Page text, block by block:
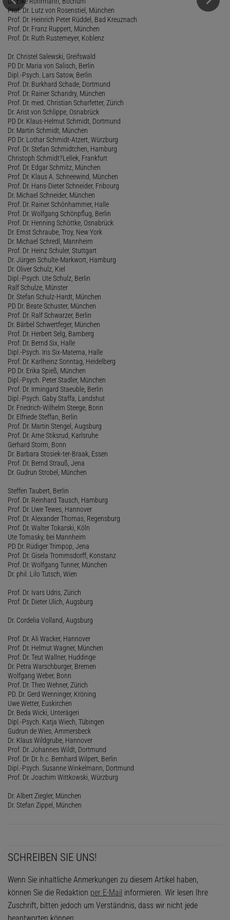
Prof. Dr. Lutz von Rosenstiel, München
Prof. Dr. Heinrich Peter Rüddel, Bad Kreuznach
Prof. Dr. Franz Ruppert, München
Prof. Dr. Ruth Rustemeyer, Koblenz
Dr. Christel Salewski, Greifswald
PD Dr. Maria von Salisch, Berlin
Dipl.-Psych. Lars Satow, Berlin
Prof. Dr. Burkhard Schade, Dortmund
Prof. Dr. Rainer Schandry, München
Prof. Dr. med. Christian Scharfetter, Zürich
Dr. Arist von Schlippe, Osnabrück
PD Dr. Klaus-Helmut Schmidt, Dortmund
Dr. Martin Schmidt, München
PD Dr. Lothar Schmidt-Atzert, Würzburg
Prof. Dr. Stefan Schmidtchen, Hamburg
Christoph Schmidt?Lellek, Frankfurt
Prof. Dr. Edgar Schmitz, München
Prof. Dr. Klaus A. Schneewind, München
Prof. Dr. Hans-Dieter Schneider, Fribourg
Dr. Michael Schneider, München
Prof. Dr. Rainer Schönhammer, Halle
Prof. Dr. Wolfgang Schönpflug, Berlin
Prof. Dr. Henning Schöttke, Osnabrück
Dr. Ernst Schraube, Troy, New York
Dr. Michael Schredl, Mannheim
Prof. Dr. Heinz Schuler, Stuttgart
Dr. Jürgen Schulte-Markwort, Hamburg
Dr. Oliver Schulz, Kiel
Dipl.-Psych. Ute Schulz, Berlin
Ralf Schulze, Münster
Dr. Stefan Schulz-Hardt, München
PD Dr. Beate Schuster, München
Prof. Dr. Ralf Schwarzer, Berlin
Dr. Bärbel Schwertfeger, München
Prof. Dr. Herbert Selg, Bamberg
Prof. Dr. Bernd Six, Halle
Dipl.-Psych. Iris Six-Materna, Halle
Prof. Dr. Karlheinz Sonntag, Heidelberg
PD Dr. Erika Spieß, München
Dipl.-Psych. Peter Stadler, München
Prof. Dr. Irmingard Staeuble, Berlin
Dipl.-Psych. Gaby Staffa, Landshut
Dr. Friedrich-Wilhelm Steege, Bonn
Dr. Elfriede Steffan, Berlin
Prof. Dr. Martin Stengel, Augsburg
Prof. Dr. Arne Stiksrud, Karlsruhe
Gerhard Storm, Bonn
Dr. Barbara Stosiek-ter-Braak, Essen
Prof. Dr. Bernd Strauß, Jena
Dr. Gudrun Strobel, München
Steffen Taubert, Berlin
Prof. Dr. Reinhard Tausch, Hamburg
Prof. Dr. Uwe Tewes, Hannover
Prof. Dr. Alexander Thomas, Regensburg
Prof. Dr. Walter Tokarski, Köln
Ute Tomasky, bei Mannheim
PD Dr. Rüdiger Trimpop, Jena
Prof. Dr. Gisela Trommsdorff, Konstanz
Prof. Dr. Wolfgang Tunner, München
Dr. phil. Lilo Tutsch, Wien
Prof. Dr. Ivars Udris, Zürich
Prof. Dr. Dieter Ulich, Augsburg
Dr. Cordelia Volland, Augsburg
Prof. Dr. Ali Wacker, Hannover
Prof. Dr. Helmut Wagner, München
Prof. Dr. Teut Wallner, Huddinge
Dr. Petra Warschburger, Bremen
Wolfgang Weber, Bonn
Prof. Dr. Theo Wehner, Zürich
PD. Dr. Gerd Wenninger, Kröning
Uwe Wetter, Euskirchen
Dr. Beda Wicki, Unterägeri
Dipl.-Psych. Katja Wiech, Tübingen
Gudrun de Wies, Ammersbeck
Dr. Klaus Wildgrube, Hannover
Prof. Dr. Johannes Wildt, Dortmund
Prof. Dr. Dr. h.c. Bernhard Wilpert, Berlin
Dipl.-Psych. Susanne Winkelmann, Dortmund
Prof. Dr. Joachim Wittkowski, Würzburg
Dr. Albert Ziegler, München
Dr. Stefan Zippel, München
SCHREIBEN SIE UNS!
Wenn Sie inhaltliche Anmerkungen zu diesem Artikel haben,
können Sie die Redaktion per E-Mail informieren. Wir lesen Ihre
Zuschrift, bitten jedoch um Verständnis, dass wir nicht jede
beantworten können.